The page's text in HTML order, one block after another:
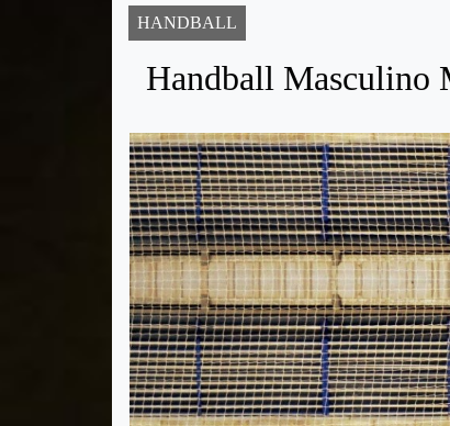
HANDBALL
Handball Masculino